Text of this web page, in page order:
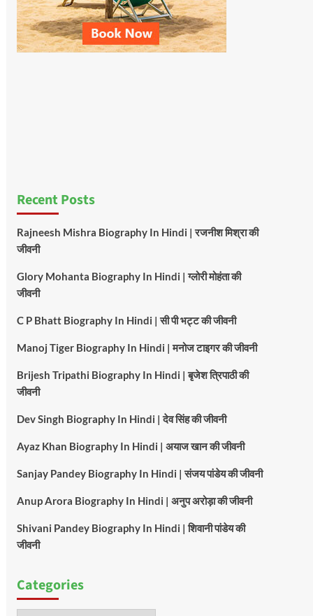
Recent Posts
Rajneesh Mishra Biography In Hindi | रजनीश मिश्रा की
जीवनी
Glory Mohanta Biography In Hindi | ग्लोरी मोहंता की
जीवनी
C P Bhatt Biography In Hindi | सी पी भट्ट की जीवनी
Manoj Tiger Biography In Hindi | मनोज टाइगर की जीवनी
Brijesh Tripathi Biography In Hindi | बृजेश त्रिपाठी की
जीवनी
Dev Singh Biography In Hindi | देव सिंह की जीवनी
Ayaz Khan Biography In Hindi | अयाज खान की जीवनी
Sanjay Pandey Biography In Hindi | संजय पांडेय की जीवनी
Anup Arora Biography In Hindi | अनुप अरोड़ा की जीवनी
Shivani Pandey Biography In Hindi | शिवानी पांडेय की
जीवनी
Categories